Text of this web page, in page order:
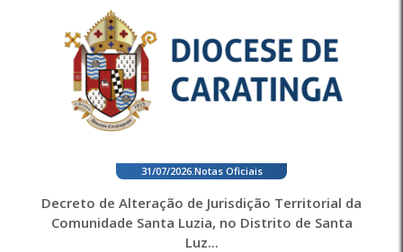
31/07/2026. Notas Oficiais
Decreto de Alteração de Jurisdição Territorial da
Comunidade Santa Luzia, no Distrito de Santa
Luz...